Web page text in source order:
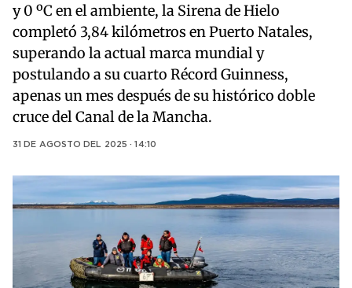
y 0 ºC en el ambiente, la Sirena de Hielo
completó 3,84 kilómetros en Puerto Natales,
superando la actual marca mundial y
postulando a su cuarto Récord Guinness,
apenas un mes después de su histórico doble
cruce del Canal de la Mancha.
31 DE AGOSTO DEL 2025 · 14:10